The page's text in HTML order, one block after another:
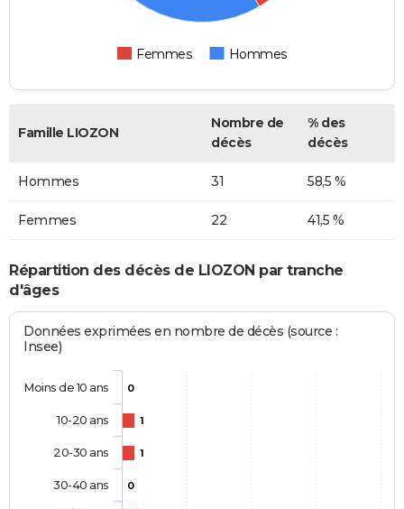
Femmes Hommes
Famille LIOZON
Nombre de
décès
% des
décès
Hommes 31 58,5 %
Femmes 22 41,5 %
Répartition des décès de LIOZON par tranche
d'âges
Données exprimées en nombre de décès (source :
Insee)
0
1
1
0
Moins de 10 ans
10-20 ans
20-30 ans
30-40 ans